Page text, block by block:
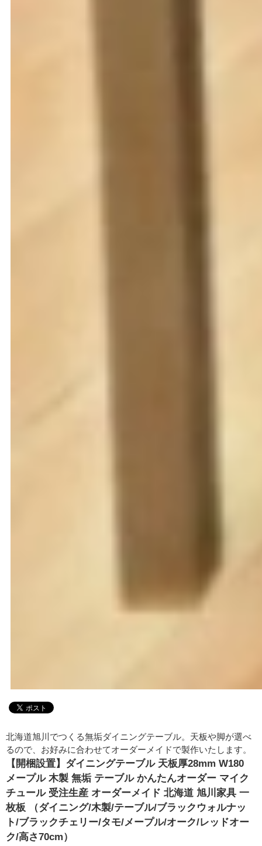
北海道旭川でつくる無垢ダイニングテーブル。天板や脚が選べ
るので、お好みに合わせてオーダーメイドで製作いたします。
【開梱設置】ダイニングテーブル 天板厚28mm W180
メープル 木製 無垢 テーブル かんたんオーダー マイク
チュール 受注生産 オーダーメイド 北海道 旭川家具 一
枚板 （ダイニング/木製/テーブル/ブラックウォルナッ
ト/ブラックチェリー/タモ/メープル/オーク/レッドオー
ク/高さ70cm）